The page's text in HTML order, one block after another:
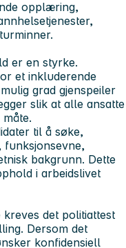
opplæring,
er en styrke.
et inkluderende
grad gjenspeiler
slik at alle ansatte
til å søke,
funksjonsevne,
bakgrunn. Dette
i arbeidslivet
det politiattest
Dersom det
konfidensiell